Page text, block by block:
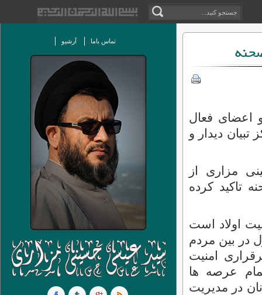
و اعضای فعال
دیدار و
مزاری از
تاکید کرده
اولاد است
در بین مردم
امنیت
عرصه ها
در مدیریت
تماس باما آرشیو